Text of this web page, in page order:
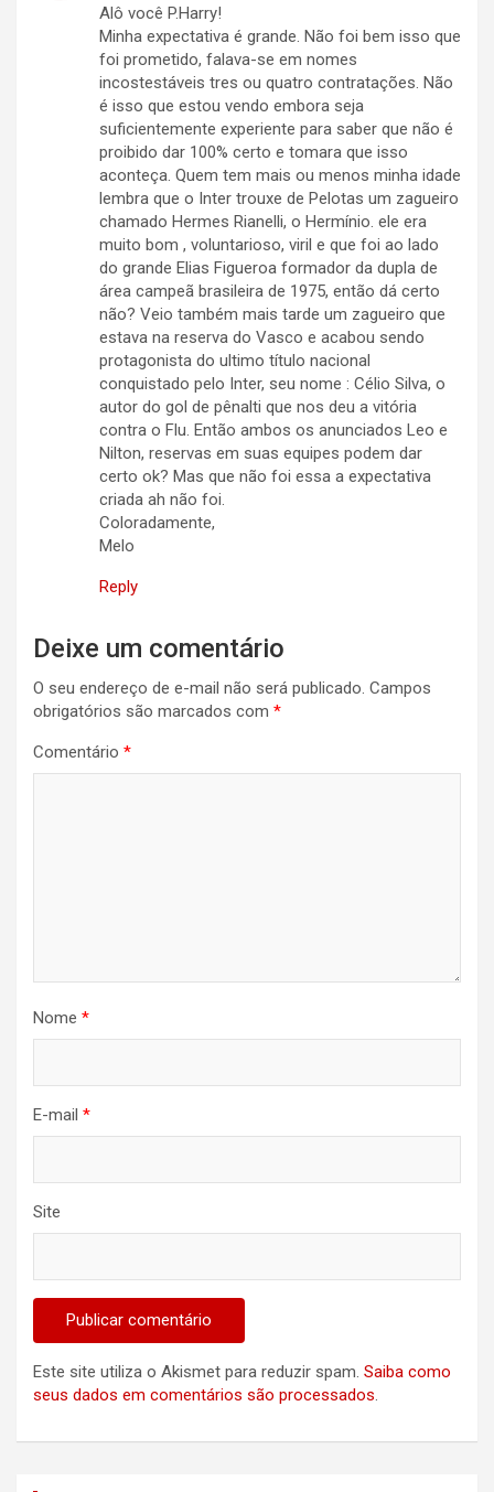
Alô você P.Harry!
Minha expectativa é grande. Não foi bem isso que
foi prometido, falava-se em nomes
incostestáveis tres ou quatro contratações. Não
é isso que estou vendo embora seja
suficientemente experiente para saber que não é
proibido dar 100% certo e tomara que isso
aconteça. Quem tem mais ou menos minha idade
lembra que o Inter trouxe de Pelotas um zagueiro
chamado Hermes Rianelli, o Hermínio. ele era
muito bom , voluntarioso, viril e que foi ao lado
do grande Elias Figueroa formador da dupla de
área campeã brasileira de 1975, então dá certo
não? Veio também mais tarde um zagueiro que
estava na reserva do Vasco e acabou sendo
protagonista do ultimo título nacional
conquistado pelo Inter, seu nome : Célio Silva, o
autor do gol de pênalti que nos deu a vitória
contra o Flu. Então ambos os anunciados Leo e
Nilton, reservas em suas equipes podem dar
certo ok? Mas que não foi essa a expectativa
criada ah não foi.
Coloradamente,
Melo
Reply
Deixe um comentário
O seu endereço de e-mail não será publicado. Campos
obrigatórios são marcados com *
Comentário *
Nome *
E-mail *
Site
Este site utiliza o Akismet para reduzir spam. Saiba como
seus dados em comentários são processados.